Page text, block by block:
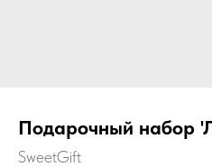
Подарочный набор
SweetGift